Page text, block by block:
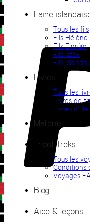
Laine
Tous les fils
Fils Hélène
Fils Einrúm
Fils Ístex
Fils
Livres
Tous les
Livres de
Livres
Matériel
Tricot-treks
Tous les
Conditions
Voyages
Blog
Aide & leçons